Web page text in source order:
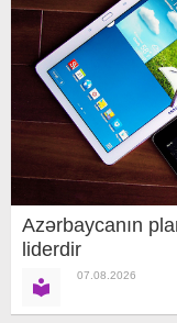
Azərbaycanın
liderdir
07.08.2026